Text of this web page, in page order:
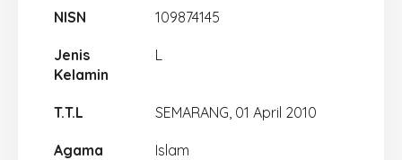
NISN 109874145
Jenis
Kelamin
L
T.T.L SEMARANG, 01 April 2010
Agama Islam